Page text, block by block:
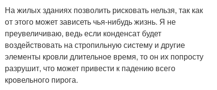
На жилых зданиях позволить рисковать нельзя, так как
от этого может зависеть чья-нибудь жизнь. Я не
преувеличиваю, ведь если конденсат будет
воздействовать на стропильную систему и другие
элементы кровли длительное время, то он их попросту
разрушит, что может привести к падению всего
кровельного пирога.